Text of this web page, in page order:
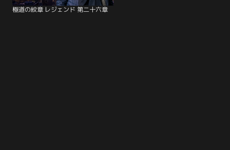
極道の紋章 レジェンド 第二十六章